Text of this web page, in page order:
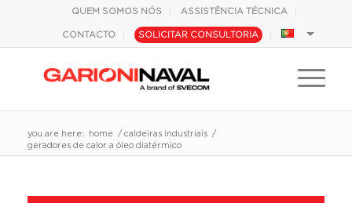
QUEM SOMOS NÓS ASSISTÊNCIA TÉCNICA
CONTACTO SOLICITAR CONSULTORIA
you are here: home / caldeiras industriais
/
geradores de calor a óleo diatérmico